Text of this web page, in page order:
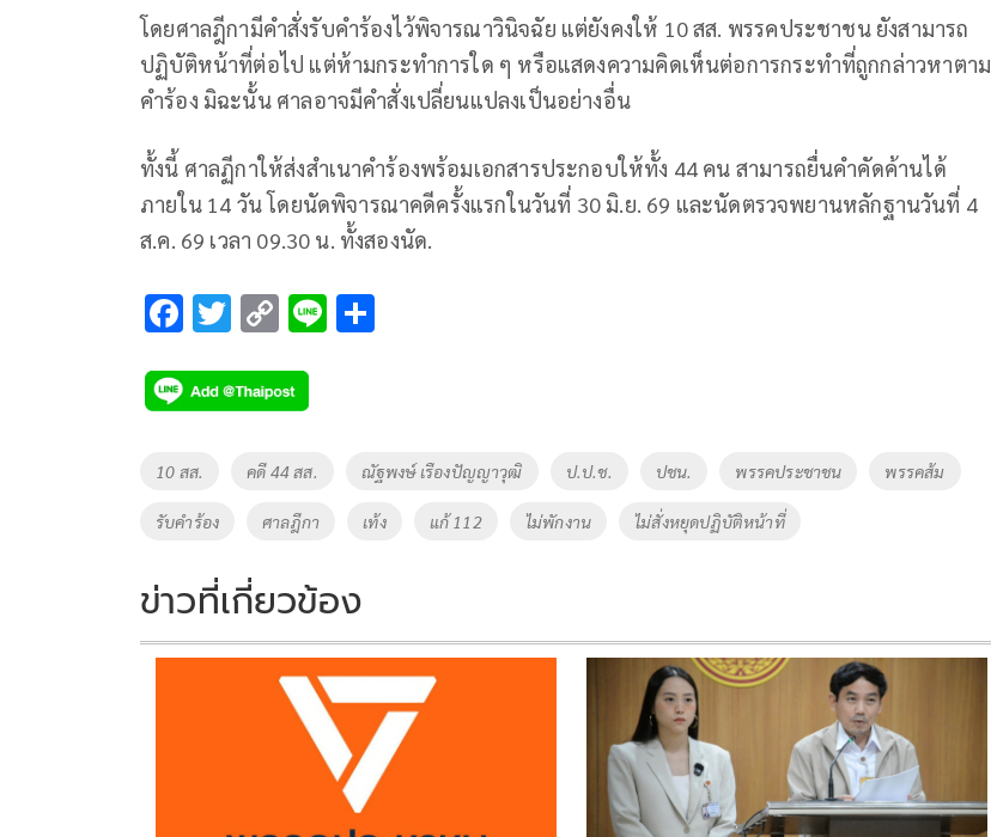
โดยศาลฎีกามีคำสั่งรับคำร้องไว้พิจารณาวินิจฉัย แต่ยังคงให้ 10 สส. พรรคประชาชน ยังสามารถ
ปฏิบัติหน้าที่ต่อไป แต่ห้ามกระทำการใด ๆ หรือแสดงความคิดเห็นต่อการกระทำที่ถูกกล่าวหาตาม
คำร้อง มิฉะนั้น ศาลอาจมีคำสั่งเปลี่ยนแปลงเป็นอย่างอื่น
ทั้งนี้ ศาลฏีกาให้ส่งสำเนาคำร้องพร้อมเอกสารประกอบให้ทั้ง 44 คน สามารถยื่นคำคัดค้านได้
ภายใน 14 วัน โดยนัดพิจารณาคดีครั้งแรกในวันที่ 30 มิ.ย. 69 และนัดตรวจพยานหลักฐานวันที่ 4
ส.ค. 69 เวลา 09.30 น. ทั้งสองนัด.
F
e
b
o
o
k
T
tt
er
C
p
y
Li
n
k
Li
Tags
10 สส. คดี 44 สส. ณัฐพงษ์ เรืองปัญญาวุฒิ ป.ป.ช. ปชน. พรรคประชาชน พรรคส้ม
รับคำร้อง ศาลฎีกา เท้ง แก้ 112 ไม่พักงาน ไม่สั่งหยุดปฏิบัติหน้าที่
ข่าวที่เกี่ยวข้อง